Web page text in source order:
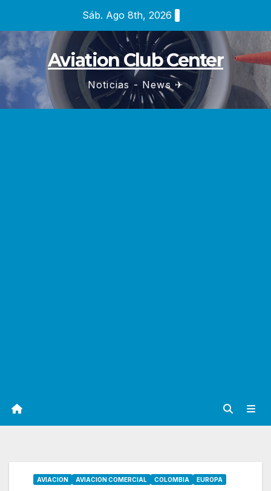
contenido
Sáb. Ago 8th, 2026
Aviation Club Center
Noticias - News ✈
AVIACION AVIACION COMERCIAL COLOMBIA EUROPA